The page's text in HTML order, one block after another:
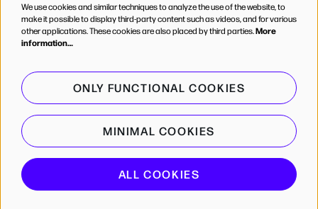
Powered by CultureSuite
We use cookies and similar techniques to analyze the use of the website, to
make it possible to display third-party content such as videos, and for various
other applications. These cookies are also placed by third parties.More
information…
ONLY FUNCTIONAL COOKIES
MINIMAL COOKIES
ALL COOKIES